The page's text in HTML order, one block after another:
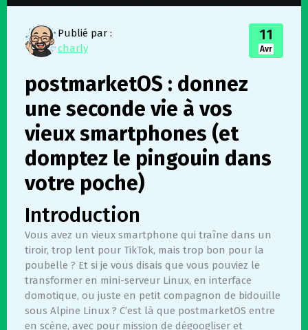
Publié par :
charly
11
Avr
postmarketOS : donnez
une seconde vie à vos
vieux smartphones (et
domptez le pingouin dans
votre poche)
Introduction
Vous avez un vieux smartphone qui traîne dans un
tiroir, trop lent pour TikTok, mais trop bon pour la
poubelle ? Et si je vous disais que vous pouviez le
transformer en mini-serveur Linux, en interface
domotique, ou juste en petit compagnon de bidouille
sous Alpine Linux ? C’est là que postmarketOS entre
en scène, avec pour mission de dégoogliser et